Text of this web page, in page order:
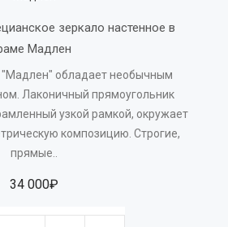
зеркало настенное в
Мадлен
"Мадлен" обладает необычным
Лаконичный прямоугольник
узкой рамкой, окружает
композицию. Строгие,
прямые..
34 000₽